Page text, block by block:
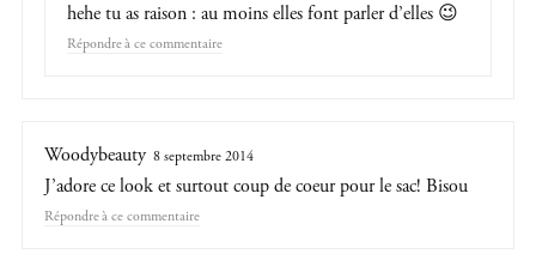
hehe tu as raison : au moins elles font parler d’elles 😉
Répondre
Woodybeauty 8 septembre 2014
J’adore ce look et surtout coup de coeur pour le sac! Bisou
Répondre